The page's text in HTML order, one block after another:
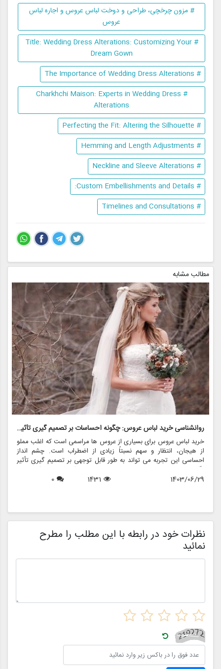
# مزون چرخچی، طراحی و دوخت لباس عروس و اجاره لباس
عروس
# Title: Wedding Dress Alterations: Customizing Your
Dream Gown
# The Importance of Wedding Dress Alterations
# Charkhchi Maison: Experts in Wedding Dress
Alterations
# Perfecting the Fit: Altering the Silhouette
# Hemming and Length Adjustments
# Neckline and Sleeve Alterations
# Custom Embellishments and Details:
# Timelines and Consultations
مطالب مشابه
روانشناسی خرید لباس عروس: چگونه احساسات بر تصمیم گیری تأثیر می گذارد
خرید لباس عروس برای بسیاری از عروس ها مراسمی است که اغلب مملو
از هیجان، انتظار و سهم نسبتاً زیادی از اضطراب است. چشم انداز
احساسی این تجربه می تواند به طور قابل توجهی بر تصمیم گیری تأثیر
بگذارد و منجر به انتخاب هایی شود که نه تنها سبک شخصی بلکه عوامل
روانی عمیق تری را نیز منعکس می کند. در این مقاله، روانشناسی خرید
1403/06/29
1431
0
نظرات خود در رابطه با این مطلب را مطرح
نمائید